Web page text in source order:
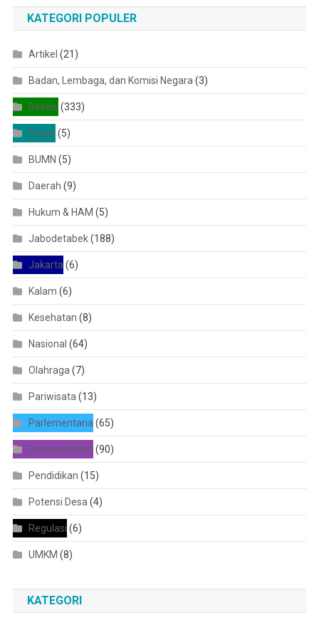
KATEGORI POPULER
Artikel (21)
Badan, Lembaga, dan Komisi Negara(3)
Bekasi (333)
Bogor(5)
BUMN (5)
Daerah (9)
Hukum & HAM (5)
Jabodetabek(188)
Jakarta (6)
Kalam (6)
Kesehatan (8)
Nasional (64)
Olahraga(7)
Pariwisata(13)
Parlementaria(65)
Pemerintahan (90)
Pendidikan (15)
Potensi Desa(4)
Regulasi (6)
UMKM (8)
KATEGORI